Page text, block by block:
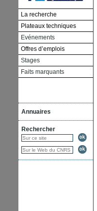
La recherche
Plateaux techniques
Evénements
Offres d’emplois
Stages
Faits marquants
Annuaires
Rechercher